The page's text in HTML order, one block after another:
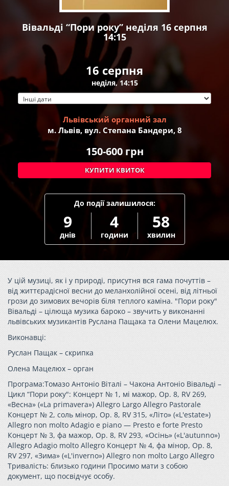
Вівальді “Пори року” неділя 16 серпня
14:15
16 серпня
неділя, 14:15
Львівський органний зал
м. Львів, вул. Степана Бандери, 8
150-600 грн
КУПИТИ КВИТОК
До події залишилося:
9
днів
4
години
58
хвилин
У цій музиці, як і у природі, присутня вся гама почуттів –
від життєрадісної весни до меланхолійної осені, від літньої
грози до зимових вечорів біля теплого каміна. "Пори року"
Вівальді – цілюща музика бароко – звучить у виконанні
львівських музикантів Руслана Пащака та Олени Мацелюх.
Виконавці:
Руслан Пащак – скрипка
Олена Мацелюх – орган
Програма:Томазо Антоніо Віталі – Чакона Антоніо Вівальді –
Цикл “Пори року": Концерт № 1, мі мажор, Op. 8, RV 269,
«Весна» («La primavera») Allegro Largo Allegro Pastorale
Концерт № 2, соль мінор, Op. 8, RV 315, «Літо» («L'estate»)
Allegro non molto Adagio e piano — Presto e forte Presto
Концерт № 3, фа мажор, Op. 8, RV 293, «Осінь» («L'autunno»)
Allegro Adagio molto Allegro Концерт № 4, фа мінор, Op. 8,
RV 297, «Зима» («L'inverno») Allegro non molto Largo Allegro
Тривалість: близько години Просимо мати з собою
документ, що посвідчує особу.